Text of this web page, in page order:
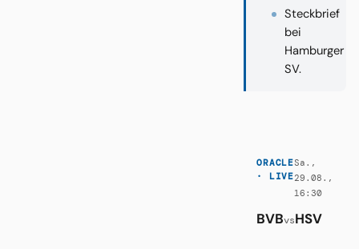
Steckbrief
bei
Hamburger
SV.
ORACLE
· LIVE
Sa.,
29.08.,
16:30
BVBvsHSV